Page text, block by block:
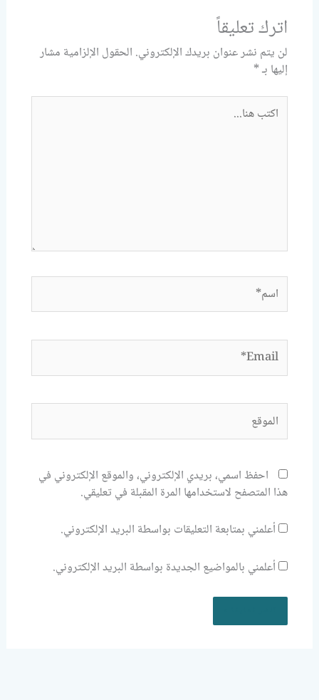
اترك تعليقاً
لن يتم نشر عنوان بريدك الإلكتروني. الحقول الإلزامية مشار
إليها بـ*
اكتب
هنا...
اسم*
Email*
احفظ اسمي، بريدي الإلكتروني، والموقع الإلكتروني في
هذا المتصفح لاستخدامها المرة المقبلة في تعليقي.
أعلمني بمتابعة التعليقات بواسطة البريد الإلكتروني.
أعلمني بالمواضيع الجديدة بواسطة البريد الإلكتروني.